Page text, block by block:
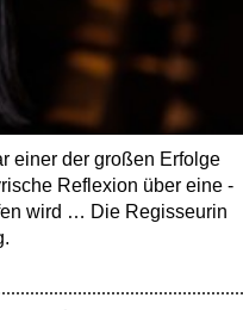
einer der großen Erfolge
Reflexion über eine
wird … Die Regisseurin